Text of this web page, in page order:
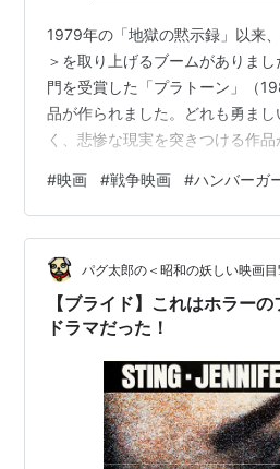
1979年の「地獄の黙示録」以来
＞を取り上げるブームがありま
門を受賞した「プラトーン」（
品が作られました。どれも勇ま
く、悲惨な現実を突きつける作
をミンチにする、みたいな宣伝
そのため、「とってもグロテス
画」だって思ってました。 しか
いようなので、今回見てみること
じ） 後方でつかの間の休暇を楽
娼館で息抜きをする兵士たち…
#映画 #戦争映画 #ハンバーガ
パグ太郎の＜昭和の妖しい映画目
【ブライド】これはホラー
ドラマだった！